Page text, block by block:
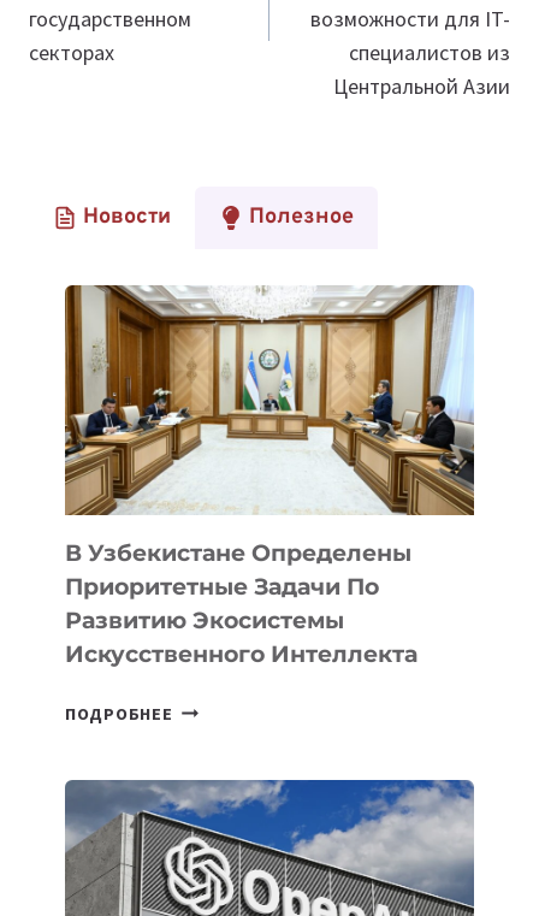
государственном
секторах
возможности для IT-
специалистов из
Центральной Азии
Новости Полезное
В Узбекистане Определены
Приоритетные Задачи По
Развитию Экосистемы
Искусственного Интеллекта
ПОДРОБНЕЕ В
ПРИОРИТЕТНЫЕ
ЗАДАЧИ
ПО
РАЗВИТИЮ